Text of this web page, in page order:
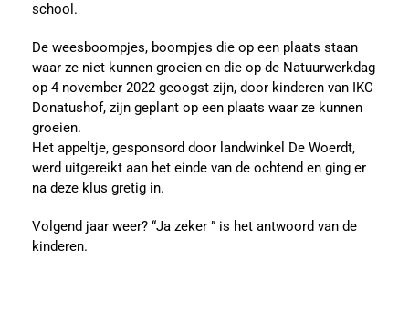
school.
De weesboompjes, boompjes die op een plaats staan
waar ze niet kunnen groeien en die op de Natuurwerkdag
op 4 november 2022 geoogst zijn, door kinderen van IKC
Donatushof, zijn geplant op een plaats waar ze kunnen
groeien.
Het appeltje, gesponsord door landwinkel De Woerdt,
werd uitgereikt aan het einde van de ochtend en ging er
na deze klus gretig in.
Volgend jaar weer? “Ja zeker ” is het antwoord van de
kinderen.